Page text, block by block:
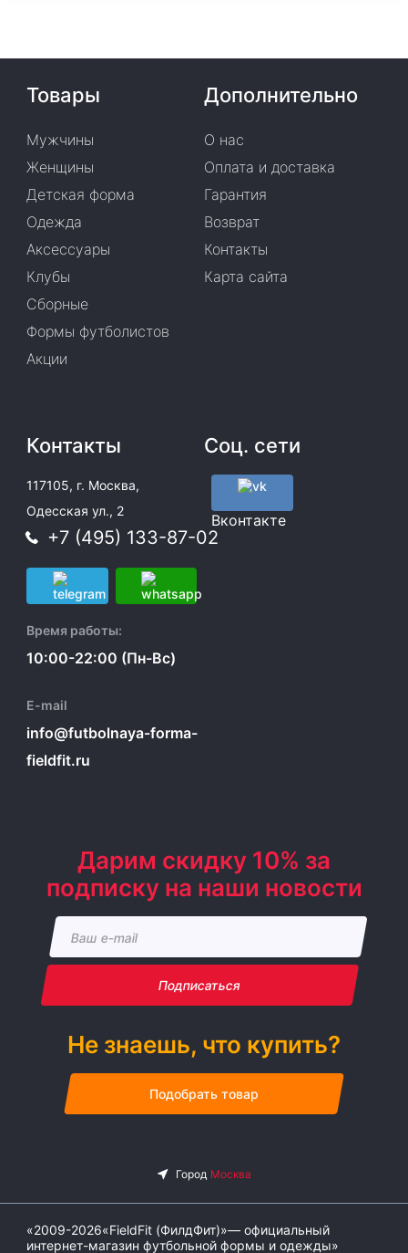
Товары
Мужчины
Женщины
Детская форма
Одежда
Аксессуары
Клубы
Сборные
Формы футболистов
Акции
Дополнительно
О нас
Оплата и доставка
Гарантия
Возврат
Контакты
Карта сайта
Контакты
117105, г. Москва,
Одесская ул., 2
+7 (495) 133-87-02
Время работы:
10:00-22:00 (Пн-Вс)
E-mail
info@futbolnaya-forma-
fieldfit.ru
Соц. сети
Вконтакте
Дарим скидку 10% за
подписку на наши новости
Подписаться
Не знаешь, что купить?
Подобрать товар
«2009-2026«FieldFit (ФилдФит)»— официальный
интернет-магазин футбольной формы и одежды»